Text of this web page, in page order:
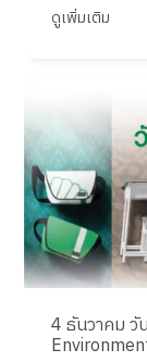
ดูเพิ่มเติม
4 ธันวาคม วั